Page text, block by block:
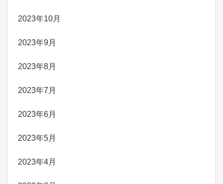
2023年10月
2023年9月
2023年8月
2023年7月
2023年6月
2023年5月
2023年4月